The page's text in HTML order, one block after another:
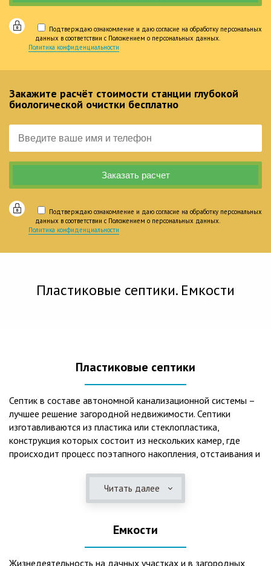
Подтверждаю ознакомление и даю согласие на обработку персональных
данных в соответствии с Положением о персональных данных.
Политика конфиденциальности
Закажите расчёт стоимости станции глубокой
биологической очистки бесплатно
Подтверждаю ознакомление и даю согласие на обработку персональных
данных в соответствии с Положением о персональных данных.
Политика конфиденциальности
Пластиковые септики. Емкости
Пластиковые септики
Септик в составе автономной канализационной системы –
лучшее решение загородной недвижимости. Септики
изготавливаются из пластика или стеклопластика,
конструкция которых состоит из нескольких камер, где
происходит процесс поэтапного накопления, отстаивания и
длительный срок службы, так как не подвержены коррозии.
2. Обладают высокой прочностью – способны
состоянии. 3. Могут эксплуатироваться в любом регионе
России при любых низких температурах. 4. Полностью
герметичны, что дает гарантию по полной безопасности
Читать далее
Емкости
Жизнедеятельность на дачных участках и в загородных